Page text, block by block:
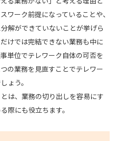
ワーク前提になっていることや、
解ができていないことが挙げら
けでは完結できない業務も中に
単位でテレワーク自体の可否を
の業務を見直すことでテレワー
ょう。
は、業務の切り出しを容易にす
際にも役立ちます。